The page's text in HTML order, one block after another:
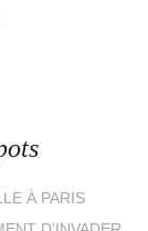
À PARIS